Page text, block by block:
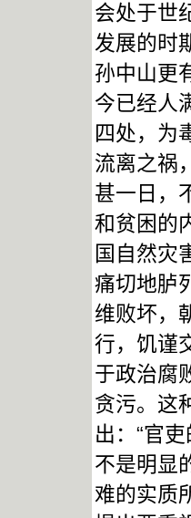
会处于世
发展的时
孙中山更
今已经人
四处，为
流离之祸
甚一日，
和贫困的
国自然灾
痛切地胪
维败坏，
行，饥谨
于政治腐
贪污。这
出：“官
不是明显
难的实质